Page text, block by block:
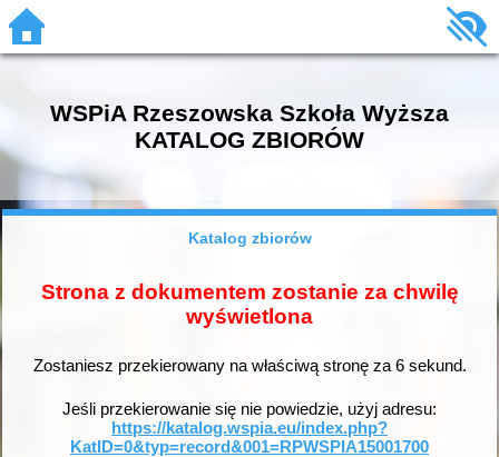
WSPiA Rzeszowska Szkoła Wyższa
KATALOG ZBIORÓW
Katalog zbiorów
Strona z dokumentem zostanie za chwilę
wyświetlona
Zostaniesz przekierowany na właściwą stronę za 6sekund.
Jeśli przekierowanie się nie powiedzie, użyj adresu:
https://katalog.wspia.eu/index.php?
KatID=0&typ=record&001=RPWSPIA15001700